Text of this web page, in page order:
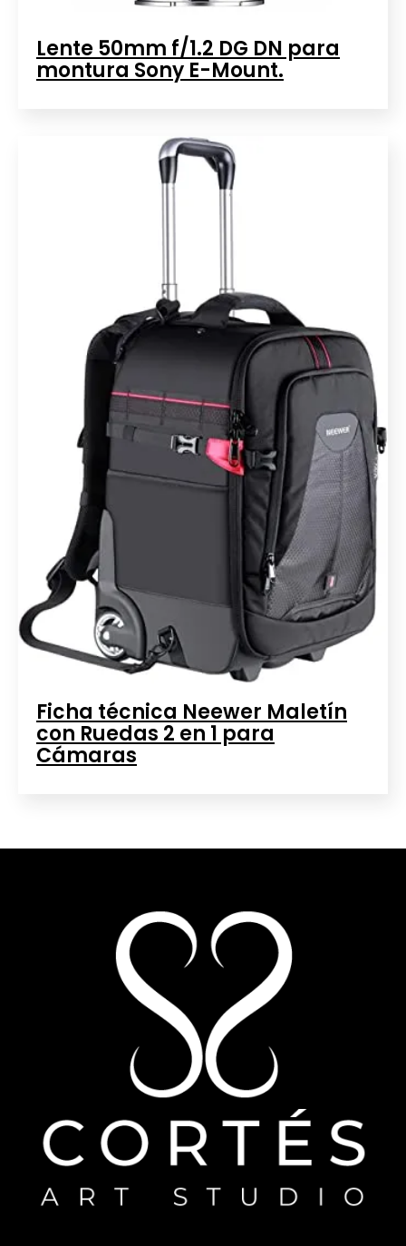
Lente 50mm f/1.2 DG DN para
montura Sony E-Mount.
Ficha técnica Neewer Maletín
con Ruedas 2 en 1 para
Cámaras